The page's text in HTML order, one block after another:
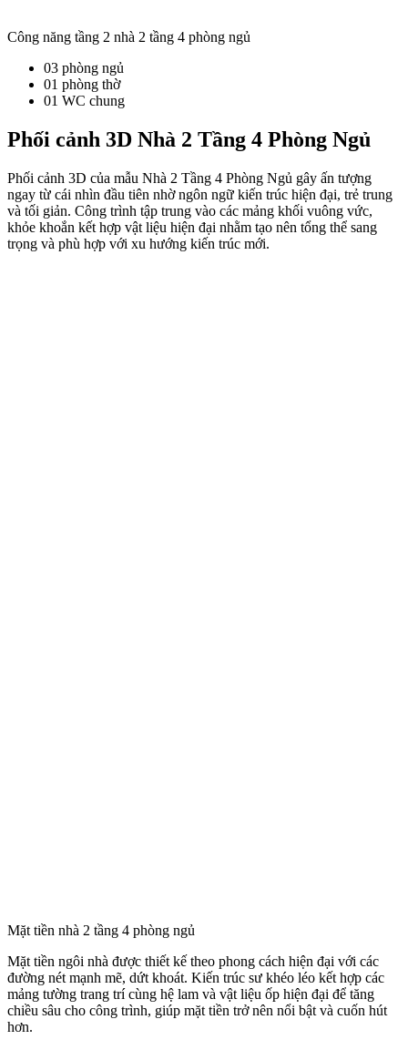
Công năng tầng 2 nhà 2 tầng 4 phòng ngủ
03 phòng ngủ
01 phòng thờ
01 WC chung
Phối cảnh 3D Nhà 2 Tầng 4 Phòng Ngủ
Phối cảnh 3D của mẫu Nhà 2 Tầng 4 Phòng Ngủ gây ấn tượng
ngay từ cái nhìn đầu tiên nhờ ngôn ngữ kiến trúc hiện đại, trẻ trung
và tối giản. Công trình tập trung vào các mảng khối vuông vức,
khỏe khoắn kết hợp vật liệu hiện đại nhằm tạo nên tổng thể sang
trọng và phù hợp với xu hướng kiến trúc mới.
Mặt tiền nhà 2 tầng 4 phòng ngủ
Mặt tiền ngôi nhà được thiết kế theo phong cách hiện đại với các
đường nét mạnh mẽ, dứt khoát. Kiến trúc sư khéo léo kết hợp các
mảng tường trang trí cùng hệ lam và vật liệu ốp hiện đại để tăng
chiều sâu cho công trình, giúp mặt tiền trở nên nổi bật và cuốn hút
hơn.